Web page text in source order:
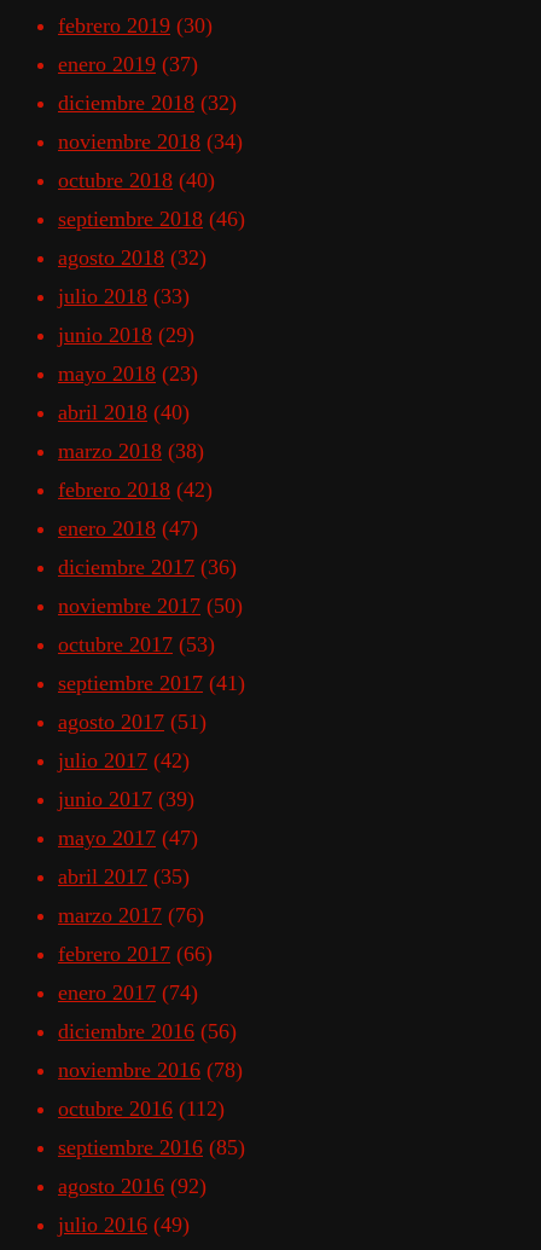
febrero 2019 (30)
enero 2019 (37)
diciembre 2018 (32)
noviembre 2018 (34)
octubre 2018 (40)
septiembre 2018 (46)
agosto 2018 (32)
julio 2018 (33)
junio 2018 (29)
mayo 2018 (23)
abril 2018 (40)
marzo 2018 (38)
febrero 2018 (42)
enero 2018 (47)
diciembre 2017 (36)
noviembre 2017 (50)
octubre 2017 (53)
septiembre 2017 (41)
agosto 2017 (51)
julio 2017 (42)
junio 2017 (39)
mayo 2017 (47)
abril 2017 (35)
marzo 2017 (76)
febrero 2017 (66)
enero 2017 (74)
diciembre 2016 (56)
noviembre 2016 (78)
octubre 2016 (112)
septiembre 2016 (85)
agosto 2016 (92)
julio 2016 (49)